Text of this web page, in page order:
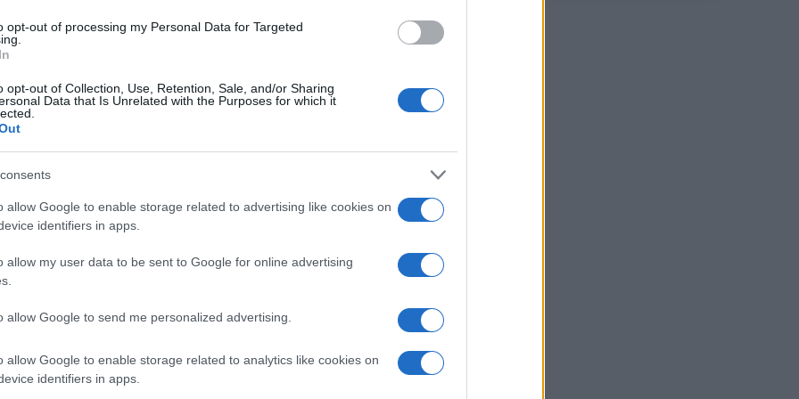
opt-out of processing my Personal Data for Targeted
opt-out of Collection, Use, Retention, Sale, and/or Sharing
Data that Is Unrelated with the Purposes for which it
allow Google to enable storage related to advertising like cookies on
identifiers in apps.
allow my user data to be sent to Google for online advertising
allow Google to send me personalized advertising.
allow Google to enable storage related to analytics like cookies on
identifiers in apps.
Lo conferma il sindaco Roberto Gualtieri sul palco di
2024– annuncia –faremo il nuovo bando per le case
che hanno la priorità per il diritto ad un alloggio,
di violenza
della 17enne a Primavalle. Un fatto su cui il primo
“profondamente sconvolto “. “Questa violenza
E’ inaccettabile questo ennesimo femminicidio.
a tutti coloro che volevano bene a Michelle“.
che la ragazzina ha lasciato, Gualtieri si sofferma
fermamente – ha proseguito –la violenza di
l’impegno per contrastarla, prevenirla e